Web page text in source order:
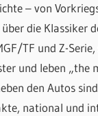
– von
die Klassiker
TF und Z-
und leben „the
den Autos
national und